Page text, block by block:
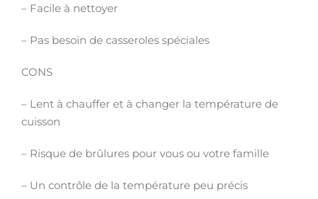
– Facile à nettoyer
– Pas besoin de casseroles spéciales
CONS
– Lent à chauffer et à changer la température de
cuisson
– Risque de brûlures pour vous ou votre famille
– Un contrôle de la température peu précis